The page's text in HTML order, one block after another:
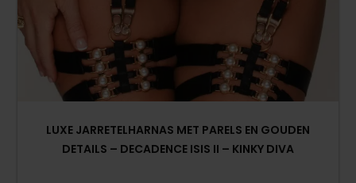
LUXE JARRETELHARNAS MET PARELS EN GOUDEN
DETAILS – DECADENCE ISIS II – KINKY DIVA